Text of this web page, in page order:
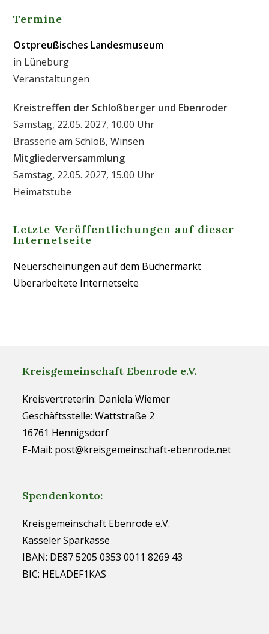
Termine
Ostpreußisches Landesmuseum
in Lüneburg
Veranstaltungen
Kreistreffen der Schloßberger und Ebenroder
Samstag, 22.05. 2027, 10.00 Uhr
Brasserie am Schloß, Winsen
Mitgliederversammlung
Samstag, 22.05. 2027, 15.00 Uhr
Heimatstube
Letzte Veröffentlichungen auf dieser
Internetseite
Neuerscheinungen auf dem Büchermarkt
Überarbeitete Internetseite
Kreisgemeinschaft Ebenrode e.V.
Kreisvertreterin: Daniela Wiemer
Geschäftsstelle: Wattstraße 2
16761 Hennigsdorf
E-Mail: post@kreisgemeinschaft-ebenrode.net
Spendenkonto:
Kreisgemeinschaft Ebenrode e.V.
Kasseler Sparkasse
IBAN: DE87 5205 0353 0011 8269 43
BIC: HELADEF1KAS